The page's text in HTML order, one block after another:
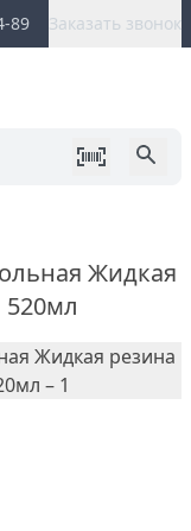
89 Заказать звонок
Жидкая
520мл